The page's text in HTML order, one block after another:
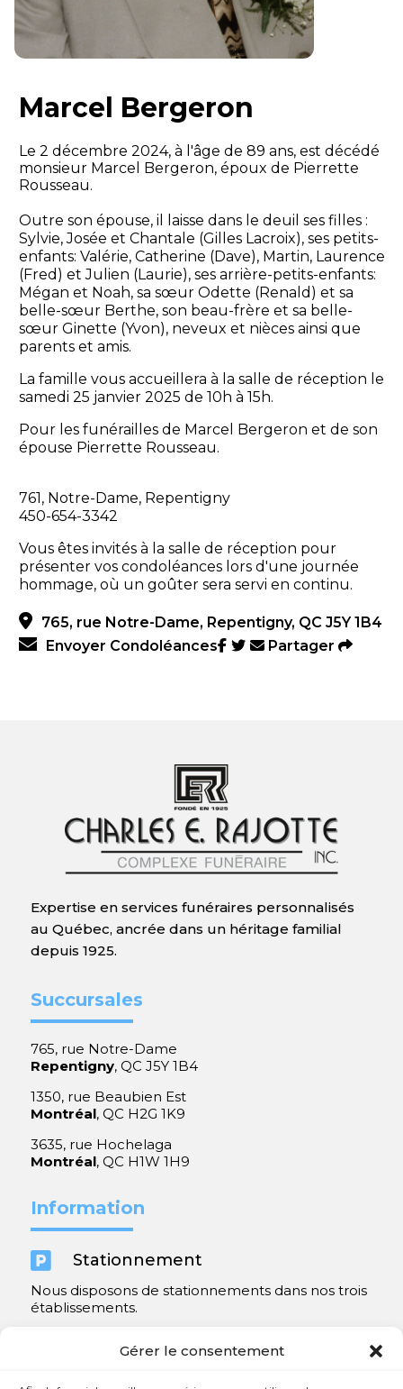
Gérer le consentement
Marcel Bergeron
Le 2 décembre 2024, à l'âge de 89 ans, est décédé
monsieur Marcel Bergeron, époux de Pierrette
Rousseau.
Outre son épouse, il laisse dans le deuil ses filles :
Sylvie, Josée et Chantale (Gilles Lacroix), ses petits-
enfants: Valérie, Catherine (Dave), Martin, Laurence
(Fred) et Julien (Laurie), ses arrière-petits-enfants:
Mégan et Noah, sa sœur Odette (Renald) et sa
belle-sœur Berthe, son beau-frère et sa belle-
sœur Ginette (Yvon), neveux et nièces ainsi que
parents et amis.
La famille vous accueillera à la salle de réception le
samedi 25 janvier 2025 de 10h à 15h.
Pour les funérailles de Marcel Bergeron et de son
épouse Pierrette Rousseau.
761, Notre-Dame, Repentigny
450-654-3342
Vous êtes invités à la salle de réception pour
présenter vos condoléances lors d'une journée
hommage, où un goûter sera servi en continu.
765, rue Notre-Dame, Repentigny, QC J5Y 1B4
Envoyer Condoléances
Partager
Expertise en services funéraires personnalisés
au Québec, ancrée dans un héritage familial
depuis 1925.
Succursales
765, rue Notre-Dame
Repentigny, QC J5Y 1B4
1350, rue Beaubien Est
Montréal, QC H2G 1K9
3635, rue Hochelaga
Montréal, QC H1W 1H9
Information
 Stationnement
Nous disposons de stationnements dans nos trois
établissements.
Contact